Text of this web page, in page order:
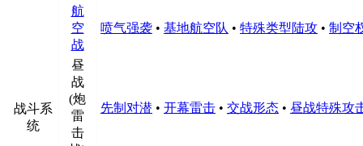
战斗系
统
航
空
战
喷气强袭 • 基地航空队 • 特殊类型陆攻 • 制空
昼
战
(炮
雷
击
先制对潜 • 开幕雷击 • 交战形态 • 昼战特殊攻